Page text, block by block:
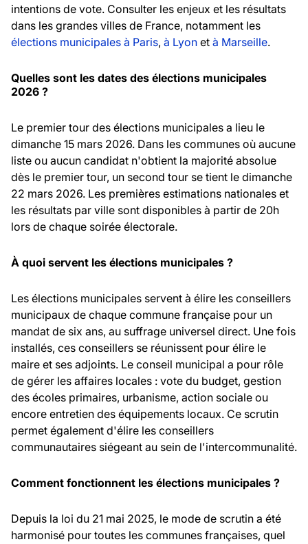
intentions de vote. Consulter les enjeux et les résultats
dans les grandes villes de France, notamment les
élections municipales à Paris, à Lyon et à Marseille.
Quelles sont les dates des élections municipales
2026 ?
Le premier tour des élections municipales a lieu le
dimanche 15 mars 2026. Dans les communes où aucune
liste ou aucun candidat n'obtient la majorité absolue
dès le premier tour, un second tour se tient le dimanche
22 mars 2026. Les premières estimations nationales et
les résultats par ville sont disponibles à partir de 20h
lors de chaque soirée électorale.
À quoi servent les élections municipales ?
Les élections municipales servent à élire les conseillers
municipaux de chaque commune française pour un
mandat de six ans, au suffrage universel direct. Une fois
installés, ces conseillers se réunissent pour élire le
maire et ses adjoints. Le conseil municipal a pour rôle
de gérer les affaires locales : vote du budget, gestion
des écoles primaires, urbanisme, action sociale ou
encore entretien des équipements locaux. Ce scrutin
permet également d'élire les conseillers
communautaires siégeant au sein de l'intercommunalité.
Comment fonctionnent les élections municipales ?
Depuis la loi du 21 mai 2025, le mode de scrutin a été
harmonisé pour toutes les communes françaises, quel